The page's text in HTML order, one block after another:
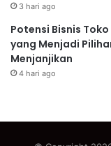
3 hari ago
Potensi Bisnis
yang Menjadi
Menjanjikan
4 hari ago